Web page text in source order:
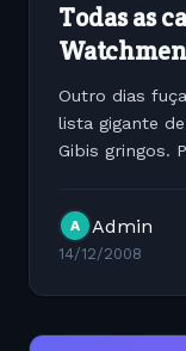
Todas as
Watchmen
Outro dias
lista gigante
Gibis gringos.
A Admin
14/12/2008